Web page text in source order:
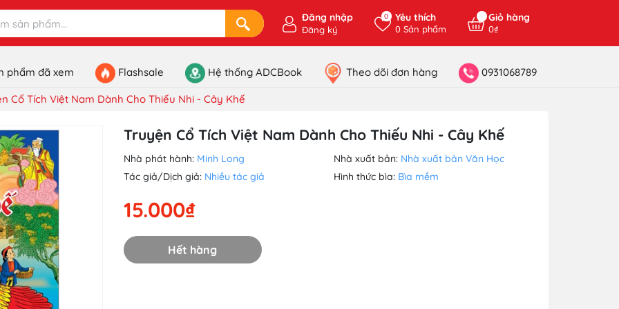
Đăng nhập
Đăng ký
0 Yêu thích
0Sản phẩm
Giỏ hàng
0₫
phẩm đã xem Flashsale Hệ thống ADCBook Theo dõi đơn hàng 0931068789
Cổ Tích Việt Nam Dành Cho Thiếu Nhi - Cây Khế
Truyện Cổ Tích Việt Nam Dành Cho Thiếu Nhi - Cây Khế
Nhà phát hành: Minh Long Nhà xuất bản: Nhà xuất bản Văn Học
Tác giả/Dịch giả: Nhiều tác giả Hình thức bìa: Bìa mềm
15.000₫
Hết hàng